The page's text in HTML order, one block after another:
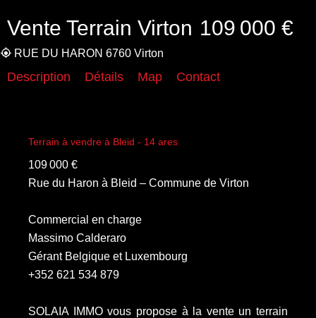
Vente Terrain Virton 109 000 €
RUE DU HARON 6760 Virton
Description Détails Map Contact
Terrain à vendre à Bleid - 14 ares
109 000 €
Rue du Haron à Bleid – Commune de Virton
Commercial en charge
Massimo Calderaro
Gérant Belgique et Luxembourg
+352 621 534 879
SOLAIA IMMO vous propose à la vente un terrain